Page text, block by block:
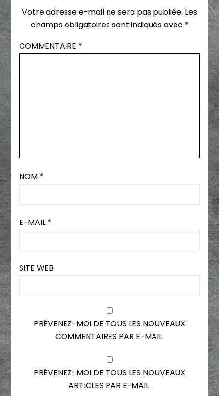
Votre adresse e-mail ne sera pas publiée. Les
champs obligatoires sont indiqués avec *
COMMENTAIRE *
NOM *
E-MAIL *
SITE WEB
PRÉVENEZ-MOI DE TOUS LES NOUVEAUX
COMMENTAIRES PAR E-MAIL.
PRÉVENEZ-MOI DE TOUS LES NOUVEAUX
ARTICLES PAR E-MAIL.